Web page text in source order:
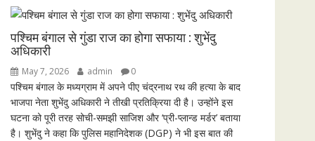
i
n
l
c
पश्चिम बंगाल से गुंडा राज का होगा सफाया : शुभेंदु
अधिकारी
May 7, 2026 admin 0
पश्चिम बंगाल के मध्यग्राम में अपने पीए चंद्रनाथ रथ की हत्या के बाद
भाजपा नेता शुभेंदु अधिकारी ने तीखी प्रतिक्रिया दी है। उन्होंने इस
घटना को पूरी तरह सोची-समझी साजिश और ‘प्री-प्लान्ड मर्डर’ बताया
है। शुभेंदु ने कहा कि पुलिस महानिदेशक (DGP) ने भी इस बात की